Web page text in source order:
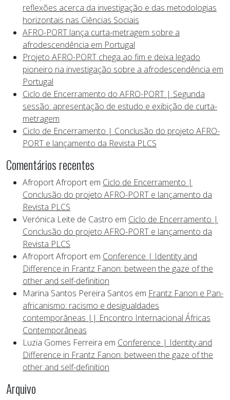
reflexões acerca da investigação e das metodologias
horizontais nas Ciências Sociais
AFRO-PORT lança curta-metragem sobre a
afrodescendência em Portugal
Projeto AFRO-PORT chega ao fim e deixa legado
pioneiro na investigação sobre a afrodescendência em
Portugal
Ciclo de Encerramento do AFRO-PORT | Segunda
sessão: apresentação de estudo e exibição de curta-
metragem
Ciclo de Encerramento | Conclusão do projeto AFRO-
PORT e lançamento da Revista PLCS
Comentários recentes
Afroport Afroport em Ciclo de Encerramento |
Conclusão do projeto AFRO-PORT e lançamento da
Revista PLCS
Verónica Leite de Castro em Ciclo de Encerramento |
Conclusão do projeto AFRO-PORT e lançamento da
Revista PLCS
Afroport Afroport em Conference | Identity and
Difference in Frantz Fanon: between the gaze of the
other and self-definition
Marina Santos Pereira Santos em Frantz Fanon e Pan-
africanismo: racismo e desigualdades
contemporâneas || Encontro Internacional Áfricas
Contemporâneas
Luzia Gomes Ferreira em Conference | Identity and
Difference in Frantz Fanon: between the gaze of the
other and self-definition
Arquivo